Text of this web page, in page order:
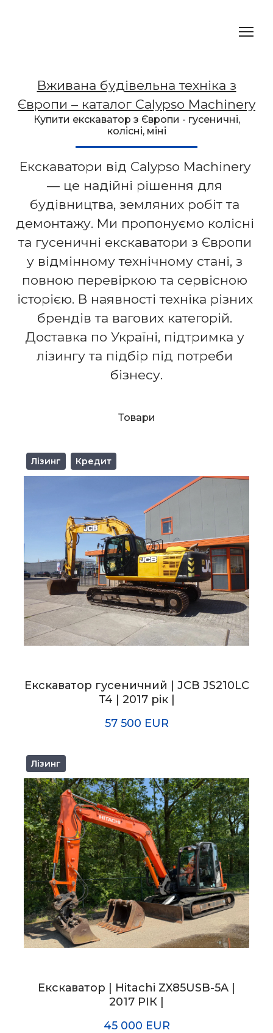
Вживана будівельна техніка з
Європи – каталог Calypso Machinery
Купити екскаватор з Європи - гусеничні,
колісні, міні
Екскаватори від Calypso Machinery
— це надійні рішення для
будівництва, земляних робіт та
демонтажу. Ми пропонуємо колісні
та гусеничні екскаватори з Європи
у відмінному технічному стані, з
повною перевіркою та сервісною
історією. В наявності техніка різних
брендів та вагових категорій.
Доставка по Україні, підтримка у
лізингу та підбір під потреби
бізнесу.
Товари
Лізинг Кредит
Екскаватор гусеничний | JCB JS210LC
T4 | 2017 рік |
57 500 EUR
Лізинг
Екскаватор | Hitachi ZX85USB-5A |
2017 РІК |
45 000 EUR